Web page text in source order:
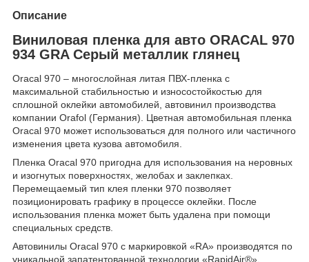
Описание
Виниловая пленка для авто ORACAL 970
934 GRA Серый металлик глянец
Oracal 970 – многослойная литая ПВХ-пленка с
максимальной стабильностью и износостойкостью для
сплошной оклейки автомобилей, автовинил производства
компании Orafol (Германия). Цветная автомобильная пленка
Oracal 970 может использоваться для полного или частичного
изменения цвета кузова автомобиля.
Пленка Oracal 970 пригодна для использования на неровных
и изогнутых поверхностях, желобах и заклепках.
Перемещаемый тип клея пленки 970 позволяет
позиционировать графику в процессе оклейки. После
использования пленка может быть удалена при помощи
специальных средств.
Автовинилы Oracal 970 с маркировкой «RA» производятся по
уникальной запатентованной технологии «RapidAir®»,